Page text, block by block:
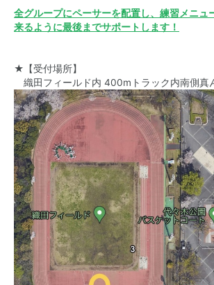
全グループにペーサーを配置し、練習メニュ
来るように最後までサポートします！
★【受付場所】
織田フィールド内 400mトラック内南側真